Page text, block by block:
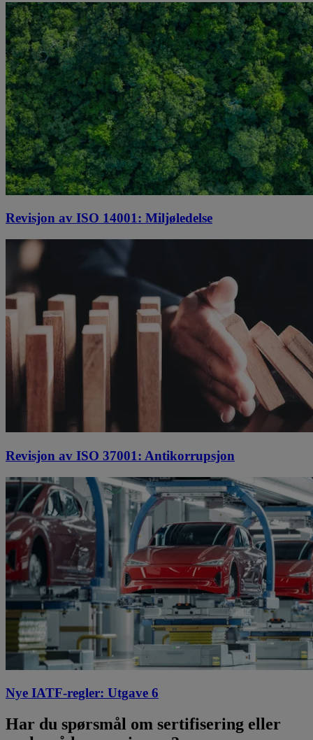
Revisjon av ISO 14001: Miljøledelse
Revisjon av ISO 37001: Antikorrupsjon
Nye IATF-regler: Utgave 6
Har du spørsmål om sertifisering eller